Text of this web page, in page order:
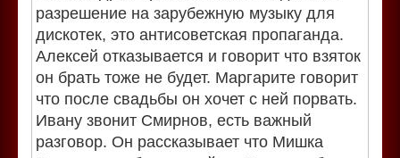
разрешение на зарубежную музыку для
дискотек, это антисоветская пропаганда.
Алексей отказывается и говорит что взяток
он брать тоже не будет. Маргарите говорит
что после свадьбы он хочет с ней порвать.
Ивану звонит Смирнов, есть важный
разговор. Он рассказывает что Мишка